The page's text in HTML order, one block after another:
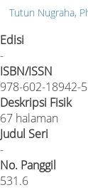
Tutun Nugraha,
Edisi
-
ISBN/ISSN
978-602-18942-
Deskripsi Fisik
67 halaman
Judul Seri
-
No. Panggil
531.6